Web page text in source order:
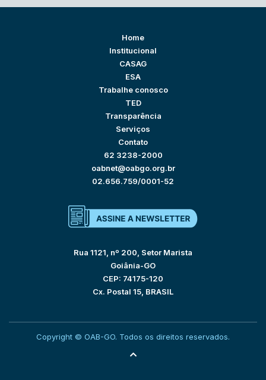
Home
Institucional
CASAG
ESA
Trabalhe conosco
TED
Transparência
Serviços
Contato
62 3238-2000
oabnet@oabgo.org.br
02.656.759/0001-52
Rua 1121, nº 200, Setor Marista
Goiânia-GO
CEP: 74175-120
Cx. Postal 15, BRASIL
Copyright © OAB-GO. Todos os direitos reservados.